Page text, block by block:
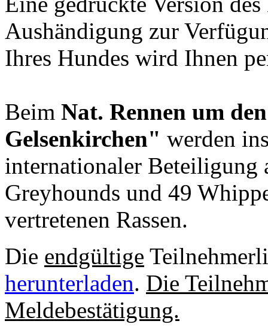
Aushändigung zur
Ihres Hundes wird Ihnen
Beim Nat. Rennen um
Gelsenkirchen" werden
internationaler Beteiligung
Greyhounds und 49
vertretenen Rassen.
Die endgültige
herunterladen. Die
Meldebestätigung.